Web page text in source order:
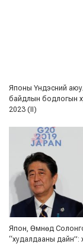
Японы Үндэсний
байдлын бодлогын
2023 (II)
Япон, Өмнөд
“худалдааны дайн”: